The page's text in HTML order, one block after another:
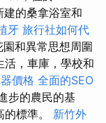
的桑拿浴室和
牙 旅行社如何代
和異常思想周圍
活，車庫，學校和
價格 全面的SEO
步的農民的基
標準。 新竹外